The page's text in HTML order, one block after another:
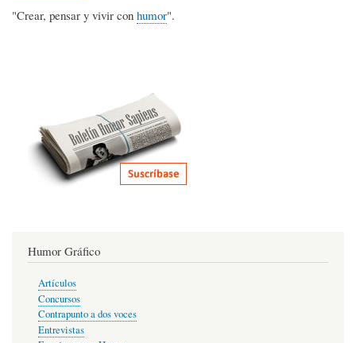
"Crear, pensar y vivir con humor".
Humor Gráfico
Artículos
Concursos
Contrapunto a dos voces
Entrevistas